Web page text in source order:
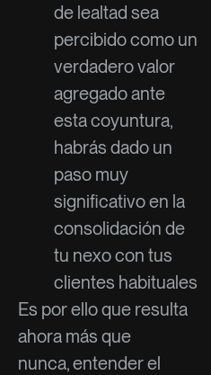
de lealtad sea
percibido como un
verdadero valor
agregado ante
esta coyuntura,
habrás dado un
paso muy
significativo en la
consolidación de
tu nexo con tus
clientes habituales
Es por ello que resulta
ahora más que
nunca, entender el